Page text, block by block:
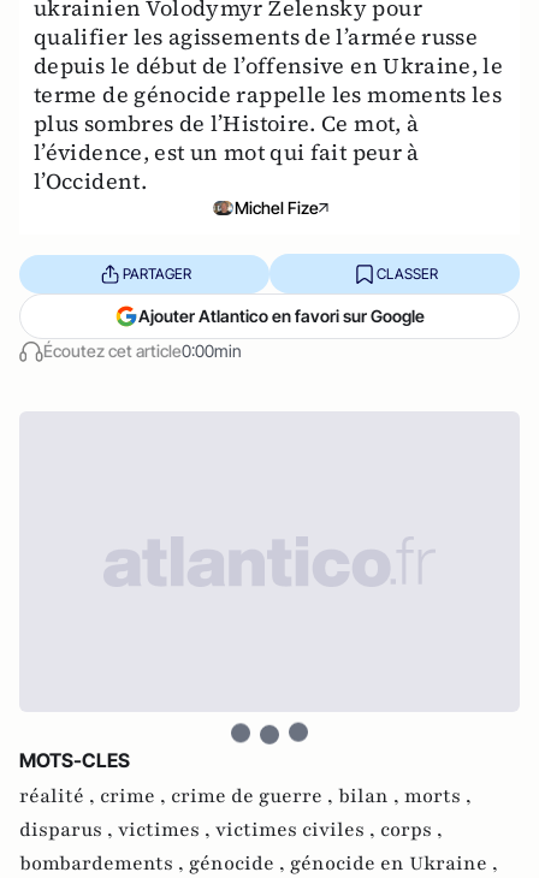
ukrainien Volodymyr Zelensky pour
qualifier les agissements de l’armée russe
depuis le début de l’offensive en Ukraine, le
terme de génocide rappelle les moments les
plus sombres de l’Histoire. Ce mot, à
l’évidence, est un mot qui fait peur à
l’Occident.
Michel Fize
Écoutez cet article0:00min
PARTAGER CLASSER
Ajouter Atlantico en favori sur Google
MOTS-CLES
réalité , crime , crime de guerre , bilan , morts ,
disparus , victimes , victimes civiles , corps ,
bombardements , génocide , génocide en Ukraine ,